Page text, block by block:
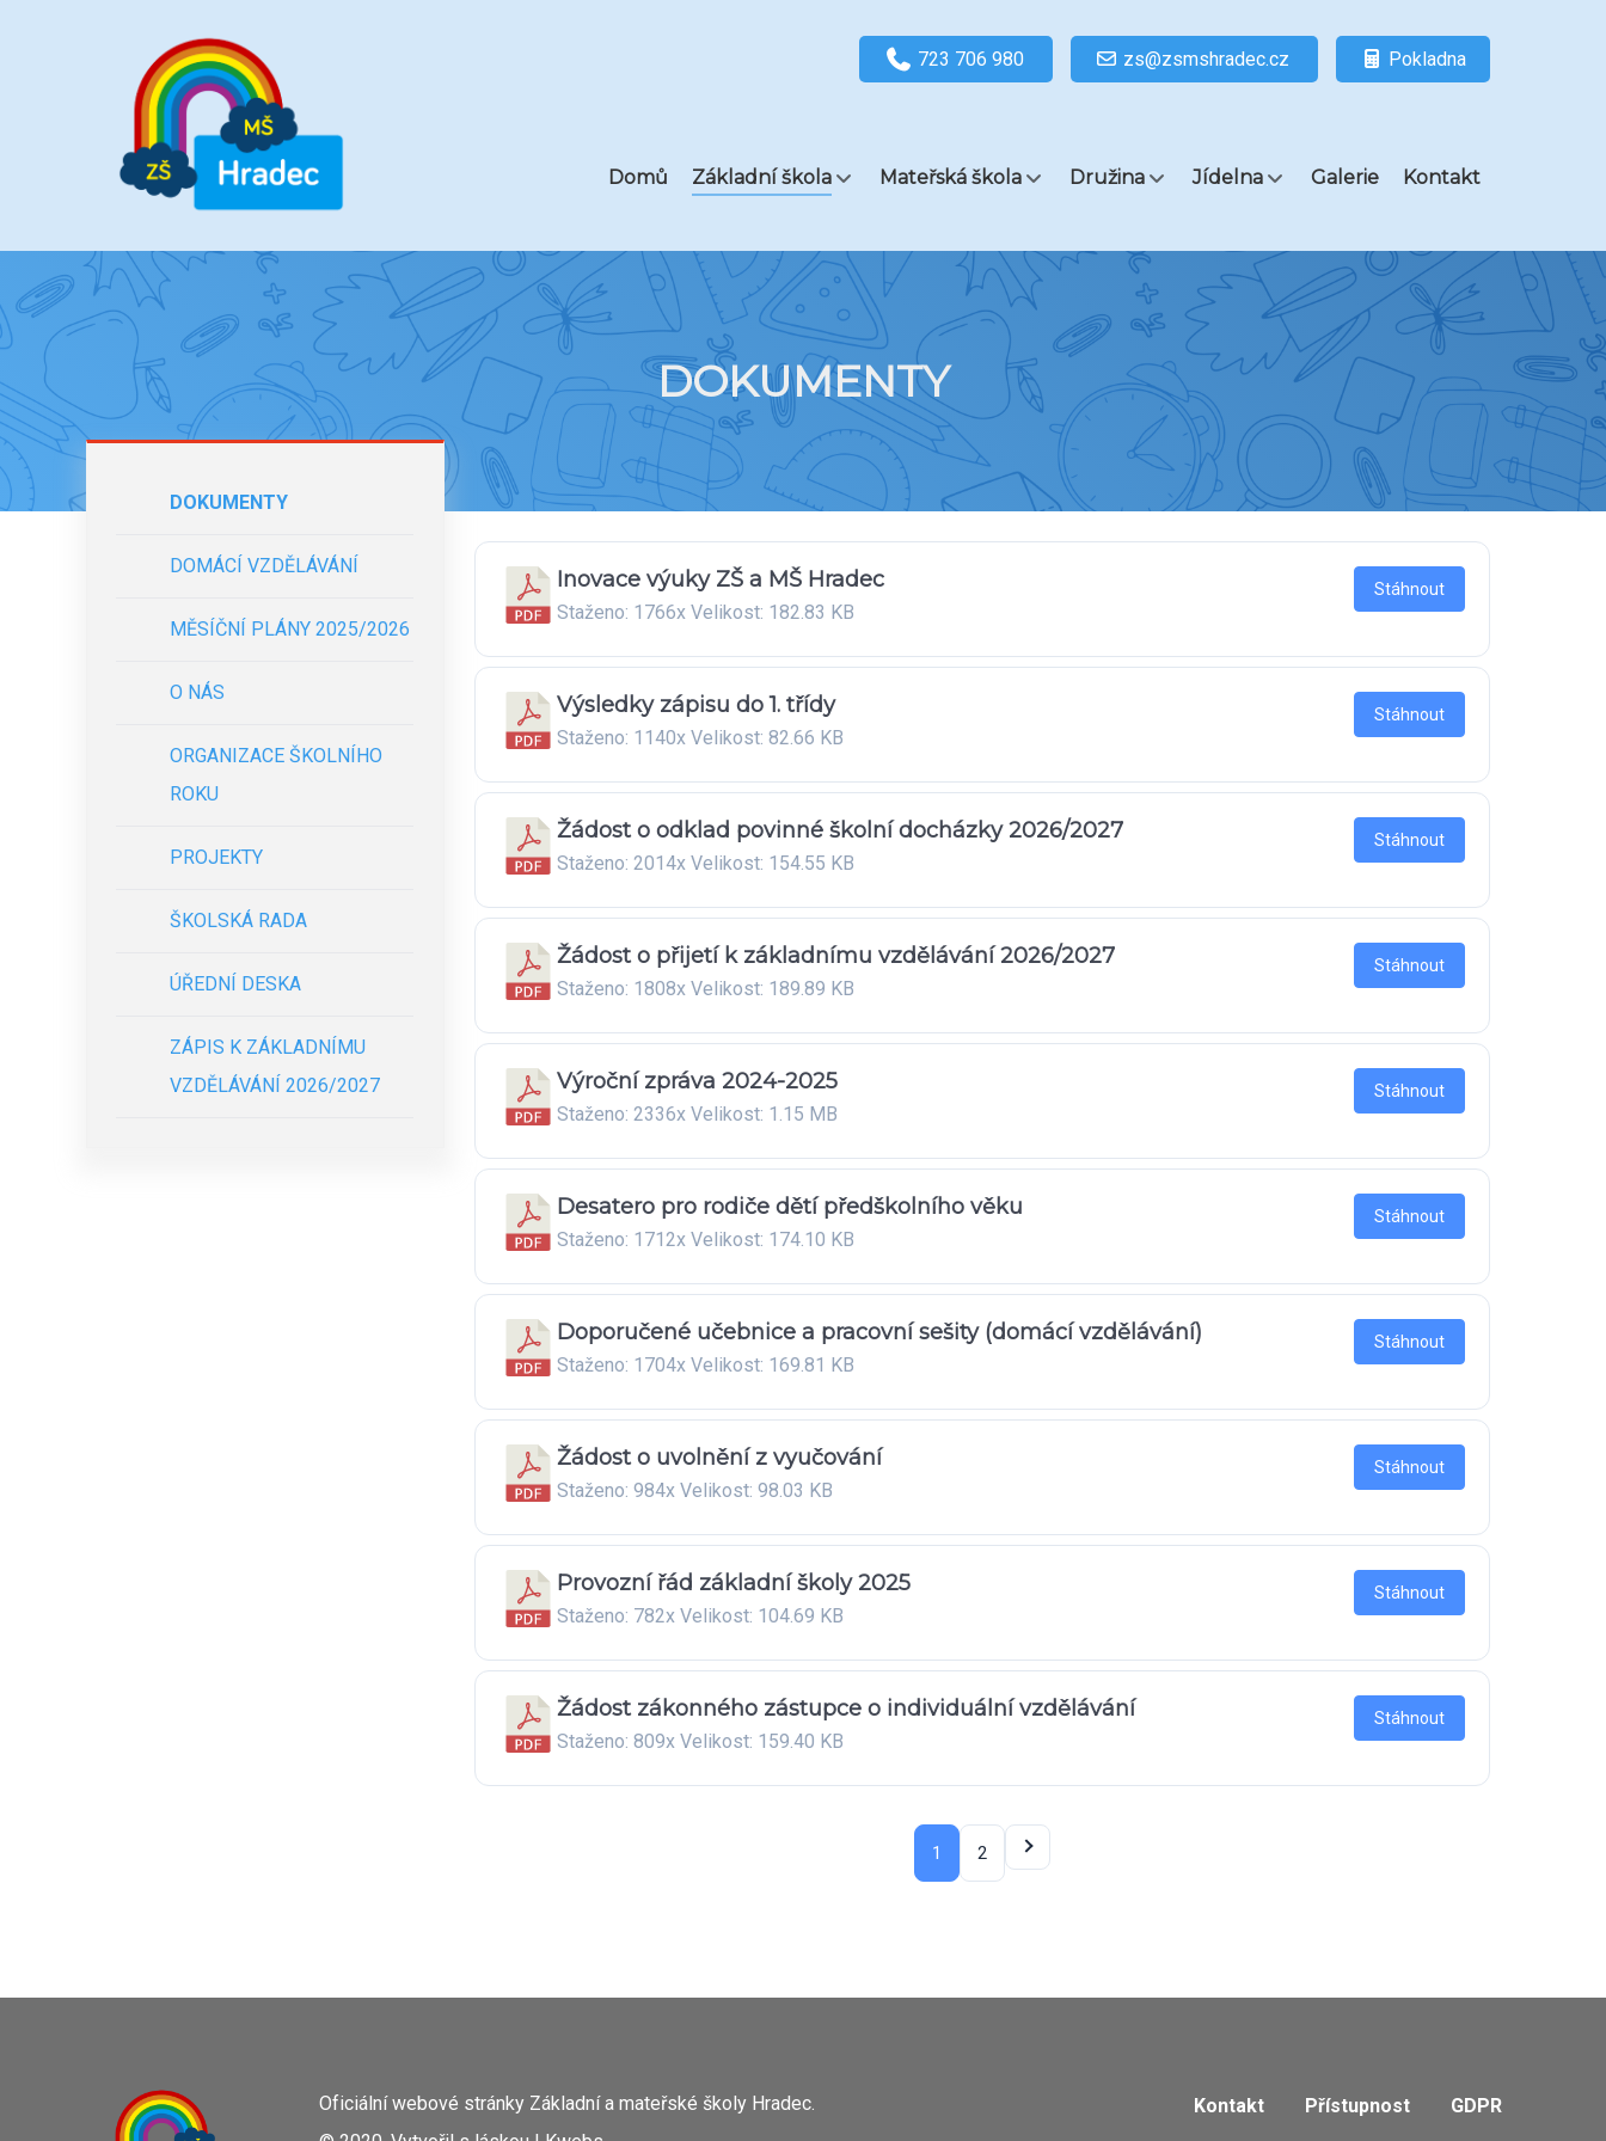
723 706 980 zs@zsmshradec.cz Pokladna
Domů Základní škola Mateřská škola Družina Jídelna Galerie Kontakt
DOKUMENTY
DOKUMENTY
DOMÁCÍ VZDĚLÁVÁNÍ
MĚSÍČNÍ PLÁNY 2025/2026
O NÁS
ORGANIZACE ŠKOLNÍHO
ROKU
PROJEKTY
ŠKOLSKÁ RADA
ÚŘEDNÍ DESKA
ZÁPIS K ZÁKLADNÍMU
VZDĚLÁVÁNÍ 2026/2027
Inovace výuky ZŠ a MŠ Hradec
Staženo: 1766x Velikost: 182.83 KB
Stáhnout
Výsledky zápisu do 1. třídy
Staženo: 1140x Velikost: 82.66 KB
Stáhnout
Žádost o odklad povinné školní docházky 2026/2027
Staženo: 2014x Velikost: 154.55 KB
Stáhnout
Žádost o přijetí k základnímu vzdělávání 2026/2027
Staženo: 1808x Velikost: 189.89 KB
Stáhnout
Výroční zpráva 2024-2025
Staženo: 2336x Velikost: 1.15 MB
Stáhnout
Desatero pro rodiče dětí předškolního věku
Staženo: 1712x Velikost: 174.10 KB
Stáhnout
Doporučené učebnice a pracovní sešity (domácí vzdělávání)
Staženo: 1704x Velikost: 169.81 KB
Stáhnout
Žádost o uvolnění z vyučování
Staženo: 984x Velikost: 98.03 KB
Stáhnout
Provozní řád základní školy 2025
Staženo: 782x Velikost: 104.69 KB
Stáhnout
Žádost zákonného zástupce o individuální vzdělávání
Staženo: 809x Velikost: 159.40 KB
Stáhnout
1 2
Oficiální webové stránky Základní a mateřské školy Hradec.
Kontakt Přístupnost GDPR